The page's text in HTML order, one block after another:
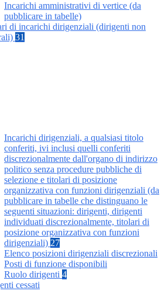
Incarichi amministrativi di vertice (da
pubblicare in tabelle)
di incarichi dirigenziali (dirigenti non
31
Incarichi dirigenziali, a qualsiasi titolo
conferiti, ivi inclusi quelli conferiti
discrezionalmente dall'organo di indirizzo
politico senza procedure pubbliche di
selezione e titolari di posizione
organizzativa con funzioni dirigenziali (da
pubblicare in tabelle che distinguano le
seguenti situazioni: dirigenti, dirigenti
individuati discrezionalmente, titolari di
posizione organizzativa con funzioni
dirigenziali) 27
Elenco posizioni dirigenziali discrezionali
Posti di funzione disponibili
Ruolo dirigenti 4
cessati